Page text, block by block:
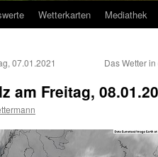
Wetterkarten Mediathek
07.01.2021 Das Wetter
am Freitag,